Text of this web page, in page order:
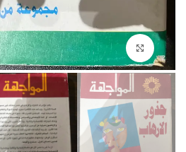
Click to enlarge